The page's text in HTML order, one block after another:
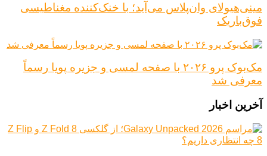
مینی‌هیولای وان‌پلاس می‌آید؛ با خنک‌کننده مغناطیسی
فوق‌باریک
مک‌بوک پرو ۲۰۲۶ با صفحه لمسی و جزیره پویا رسماً
معرفی شد
آخرین اخبار